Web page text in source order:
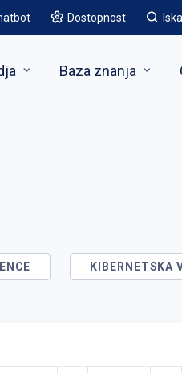
Dostopnost
Baza znanja
KIBERNETSKA